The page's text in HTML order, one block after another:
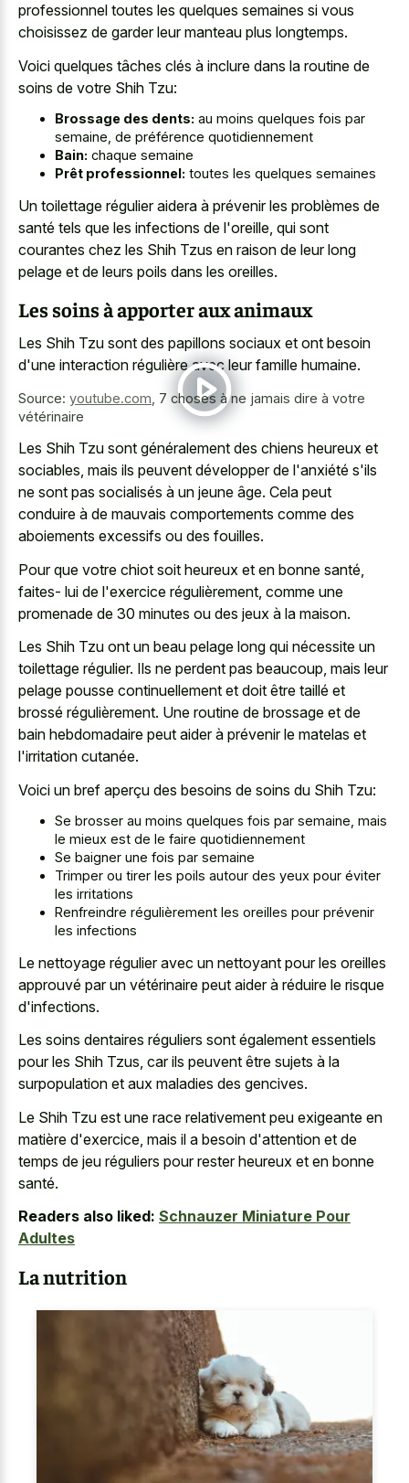
professionnel toutes les quelques semaines si vous
choisissez de garder leur manteau plus longtemps.
Voici quelques tâches clés à inclure dans la routine de
soins de votre Shih Tzu:
Brossage des dents: au moins quelques fois par
semaine, de préférence quotidiennement
Bain: chaque semaine
Prêt professionnel: toutes les quelques semaines
Un toilettage régulier aidera à prévenir les problèmes de
santé tels que les infections de l'oreille, qui sont
courantes chez les Shih Tzus en raison de leur long
pelage et de leurs poils dans les oreilles.
Les soins à apporter aux animaux
Les Shih Tzu sont des papillons sociaux et ont besoin
d'une interaction régulière avec leur famille humaine.
Source: youtube.com 7 choses à ne jamais dire à votre
vétérinaire
Les Shih Tzu sont généralement des chiens heureux et
sociables, mais ils peuvent développer de l'anxiété s'ils
ne sont pas socialisés à un jeune âge. Cela peut
conduire à de mauvais comportements comme des
aboiements excessifs ou des fouilles.
Pour que votre chiot soit heureux et en bonne santé,
faites- lui de l'exercice régulièrement, comme une
promenade de 30 minutes ou des jeux à la maison.
Les Shih Tzu ont un beau pelage long qui nécessite un
toilettage régulier. Ils ne perdent pas beaucoup, mais leur
pelage pousse continuellement et doit être taillé et
brossé régulièrement. Une routine de brossage et de
bain hebdomadaire peut aider à prévenir le matelas et
l'irritation cutanée.
Voici un bref aperçu des besoins de soins du Shih Tzu:
Se brosser au moins quelques fois par semaine, mais
le mieux est de le faire quotidiennement
Se baigner une fois par semaine
Trimper ou tirer les poils autour des yeux pour éviter
les irritations
Renfreindre régulièrement les oreilles pour prévenir
les infections
Le nettoyage régulier avec un nettoyant pour les oreilles
approuvé par un vétérinaire peut aider à réduire le risque
d'infections.
Les soins dentaires réguliers sont également essentiels
pour les Shih Tzus, car ils peuvent être sujets à la
surpopulation et aux maladies des gencives.
Le Shih Tzu est une race relativement peu exigeante en
matière d'exercice, mais il a besoin d'attention et de
temps de jeu réguliers pour rester heureux et en bonne
santé.
Readers also liked: Schnauzer Miniature Pour
Adultes
La nutrition